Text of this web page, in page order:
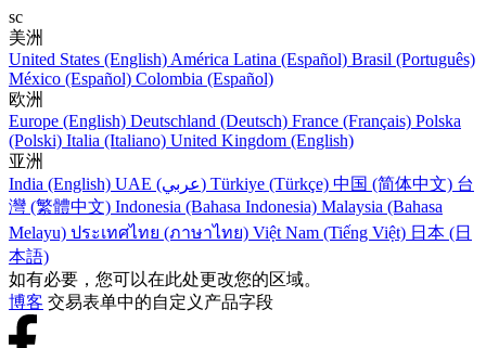
sc
美洲
United States (English) América Latina (Español) Brasil (Português)
México (Español) Colombia (Español)
欧洲
Europe (English) Deutschland (Deutsch) France (Français) Polska
(Polski) Italia (Italiano) United Kingdom (English)
亚洲
India (English)
UAE (عربي) Türkiye (Türkçe) 中国 (简体中文) 台
灣 (繁體中文) Indonesia (Bahasa Indonesia) Malaysia (Bahasa
Melayu) ประเทศไทย (ภาษาไทย) Việt Nam (Tiếng Việt) 日本 (日
本語)
如有必要，您可以在此处更改您的区域。
博客 交易表单中的自定义产品字段